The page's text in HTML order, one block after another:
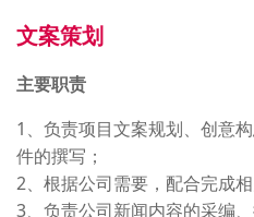
文案策划
主要职责
1、负责项目文案规划、创意
件的撰写；
2、根据公司需要，配合完成相
3、负责公司新闻内容的采编